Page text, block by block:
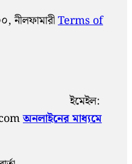
নীলফামারীTerms of
ইমেইল:
অনলাইনের মাধ্যমে